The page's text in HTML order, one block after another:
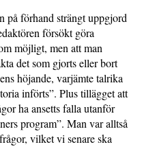
på förhand strängt uppgjord
försökt göra
möjligt, men att man
det som gjorts eller bort
höjande, varjämte talrika
införts”. Plus tillägget att
ha ansetts falla utanför
program”. Man var alltså
vilket vi senare ska